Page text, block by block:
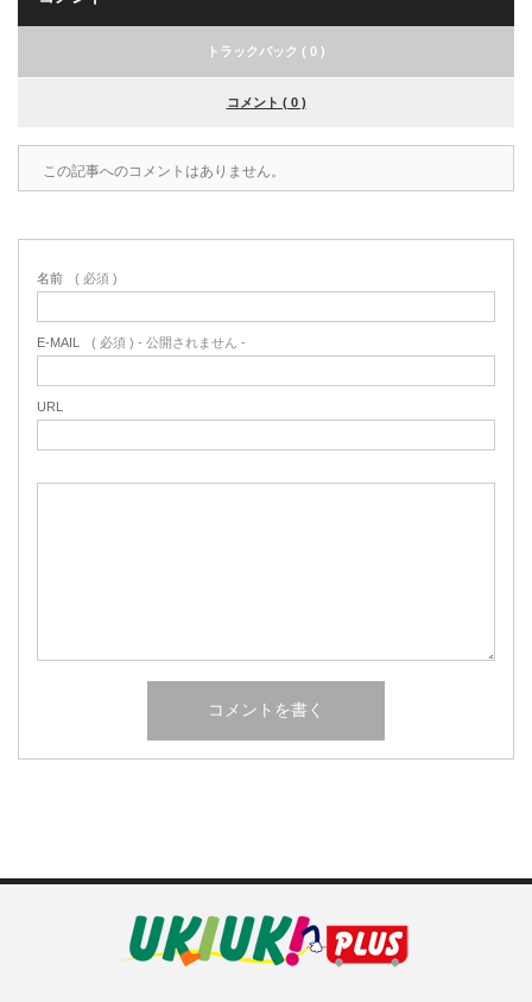
トラックバック ( 0 )
コメント ( 0 )
この記事へのコメントはありません。
名前 ( 必須 )
E-MAIL ( 必須 ) - 公開されません -
URL